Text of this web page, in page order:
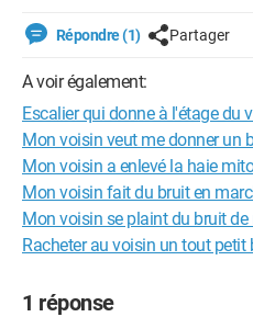
Répondre (1) Partager
A voir également:
Escalier qui donne à l'étage du
Mon voisin veut me donner un
Mon voisin a enlevé la haie
Mon voisin fait du bruit en
Mon voisin se plaint du bruit de
Racheter au voisin un tout petit
1 réponse